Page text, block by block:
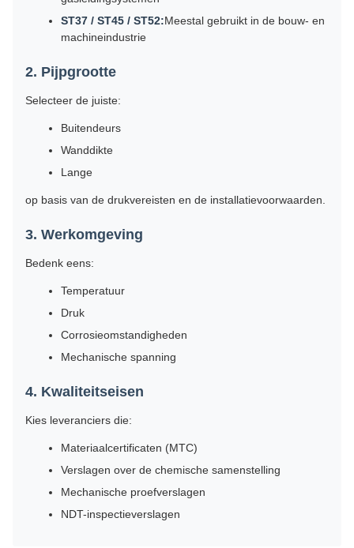
ST37 / ST45 / ST52:Meestal gebruikt in de bouw- en
machineindustrie
2. Pijpgrootte
Selecteer de juiste:
Buitendeurs
Wanddikte
Lange
op basis van de drukvereisten en de installatievoorwaarden.
3. Werkomgeving
Bedenk eens:
Temperatuur
Druk
Corrosieomstandigheden
Mechanische spanning
4. Kwaliteitseisen
Kies leveranciers die:
Materiaalcertificaten (MTC)
Verslagen over de chemische samenstelling
Mechanische proefverslagen
NDT-inspectieverslagen